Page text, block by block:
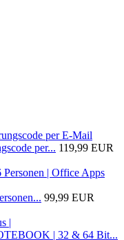
per... 119,99 EUR
99,99 EUR